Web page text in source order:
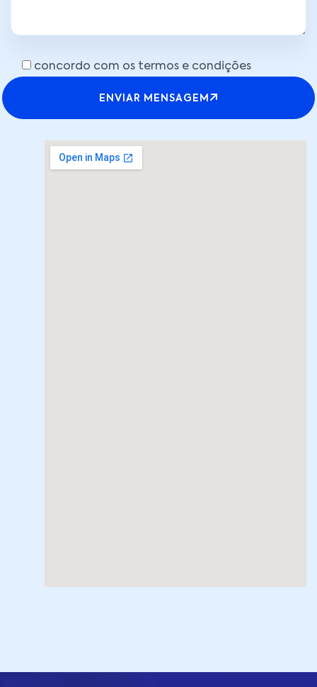
concordo com os termos e condições
ENVIAR MENSAGEM